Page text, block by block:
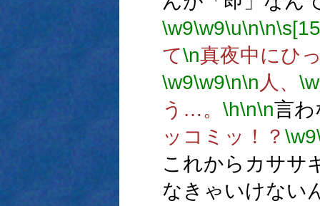
\w9\w9\u\n\n
て\n真夜中にひ
\w9\w9\n\n人、
う…。 \h\n\n言わ
ッコミッ！？ \w9
これからカササ
なきゃいけない